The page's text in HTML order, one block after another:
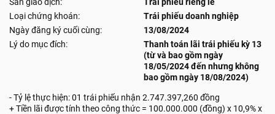
Loại chứng khoán:
Trái phiếu doanh nghiệp
Ngày đăng ký cuối cùng:
13/08/2024
Lý do mục đích:
Thanh toán lãi trái phiếu kỳ 13
(từ và bao gồm ngày
18/05/2024 đến nhưng không
bao gồm ngày 18/08/2024)
- Tỷ lệ thực hiện: 01 trái phiếu nhận 2.747.397,260 đồng
+ Tiền lãi được tính theo công thức = 100.000.000 (đồng) x 10,9% x